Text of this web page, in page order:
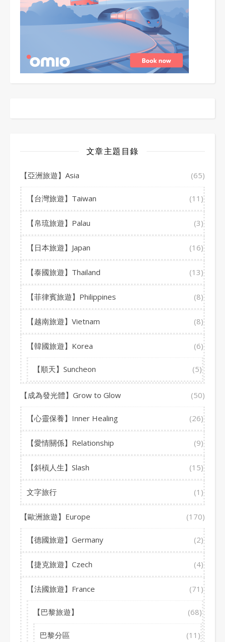
文章主題目錄
【亞洲旅遊】Asia (65)
【台灣旅遊】Taiwan (11)
【帛琉旅遊】Palau (3)
【日本旅遊】Japan (16)
【泰國旅遊】Thailand (13)
【菲律賓旅遊】Philippines (8)
【越南旅遊】Vietnam (8)
【韓國旅遊】Korea (6)
【順天】Suncheon (5)
【成為發光體】Grow to Glow (50)
【心靈保養】Inner Healing (26)
【愛情關係】Relationship (9)
【斜槓人生】Slash (15)
文字旅行 (1)
【歐洲旅遊】Europe (170)
【德國旅遊】Germany (2)
【捷克旅遊】Czech (4)
【法國旅遊】France (71)
【巴黎旅遊】 (68)
巴黎分區 (11)